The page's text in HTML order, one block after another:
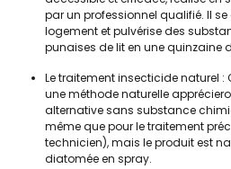
par un professionnel qualifié. Il
logement et pulvérise des
punaises de lit en une quinzaine
Le traitement insecticide naturel :
une méthode naturelle
alternative sans substance
même que pour le traitement
technicien), mais le produit est
diatomée en spray.